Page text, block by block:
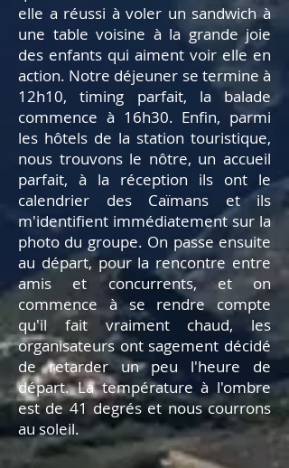
elle a réussi à voler un sandwich à
une table voisine à la grande joie
des enfants qui aiment voir elle en
action. Notre déjeuner se termine à
12h10, timing parfait, la balade
commence à 16h30. Enfin, parmi
les hôtels de la station touristique,
nous trouvons le nôtre, un accueil
parfait, à la réception ils ont le
calendrier des Caïmans et ils
m'identifient immédiatement sur la
photo du groupe. On passe ensuite
au départ, pour la rencontre entre
amis et concurrents, et on
commence à se rendre compte
qu'il fait vraiment chaud, les
organisateurs ont sagement décidé
de retarder un peu l'heure de
départ. La température à l'ombre
est de 41 degrés et nous courrons
au soleil.